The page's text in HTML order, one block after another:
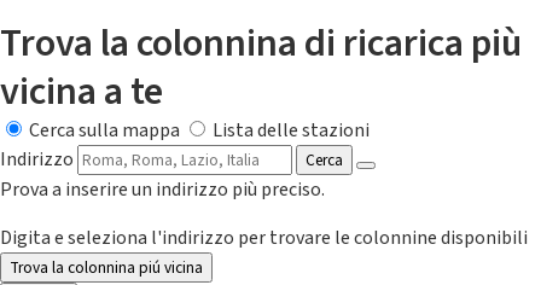
Trova la colonnina di ricarica più
vicina a te
Cerca sulla mappa
Lista delle stazioni
Indirizzo
Cerca
Prova a inserire un indirizzo più preciso.
Digita e seleziona l'indirizzo per trovare le colonnine disponibili
Trova la colonnina piú vicina